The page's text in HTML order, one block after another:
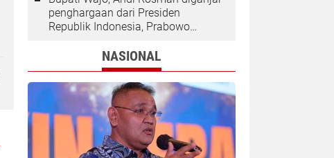
penghargaan dari Presiden
Republik Indonesia, Prabowo
NASIONAL